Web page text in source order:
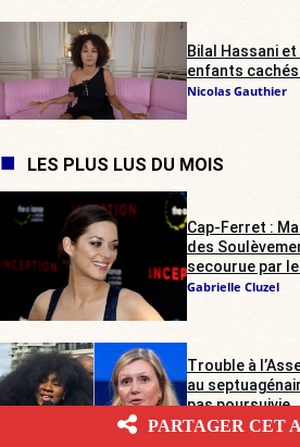
Bilal Hassani
enfants cachés
Nicolas Gauthier
LES PLUS LUS DU MOIS
Cap-Ferret :
des
secourue par
Gabrielle Cluzel
Trouble à
au
pas poursuivie
Gabrielle Cluzel
PARTAGER CET